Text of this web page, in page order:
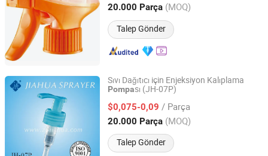
20.000 Parça (MOQ)
Talep Gönder
Zhejiang, China Fiyat 2005
Sıvı Dağıtıcı için Enjeksiyon Kalıplama
Pompası (JH-07P)
$0,075-0,09 / Parça
20.000 Parça (MOQ)
Talep Gönder
Ningbo Jiahua Plastic Co., Ltd.
Zhejiang, China Fiyat 2005